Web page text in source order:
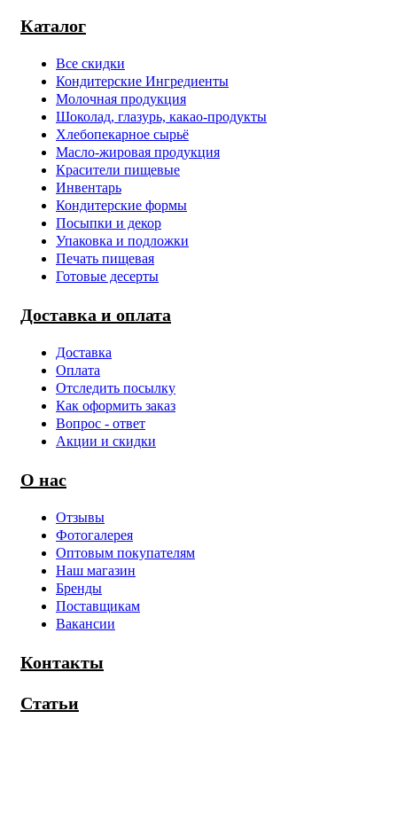
Каталог
Все скидки
Кондитерские Ингредиенты
Молочная продукция
Шоколад, глазурь, какао-продукты
Хлебопекарное сырьё
Масло-жировая продукция
Красители пищевые
Инвентарь
Кондитерские формы
Посыпки и декор
Упаковка и подложки
Печать пищевая
Готовые десерты
Доставка и оплата
Доставка
Оплата
Отследить посылку
Как оформить заказ
Вопрос - ответ
Акции и скидки
О нас
Отзывы
Фотогалерея
Оптовым покупателям
Наш магазин
Бренды
Поставщикам
Вакансии
Контакты
Статьи